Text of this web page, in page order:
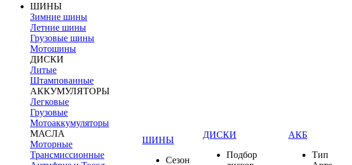
ШИНЫ
Зимние шины
Летние шины
Грузовые шины
Мотошины
ДИСКИ
Литые
Штампованные
АККУМУЛЯТОРЫ
Легковые
Грузовые
Мотоаккумуляторы
МАСЛА
Моторные
Трансмиссионные
ШИНЫ
Сезон
ДИСКИ
Подбор
АКБ
Тип